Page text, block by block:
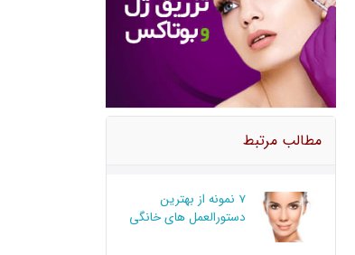
مطالب مرتبط
7 نمونه از بهترین
دستورالعمل های خانگی